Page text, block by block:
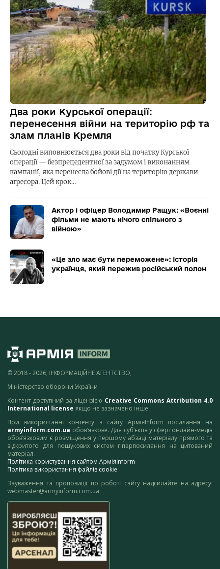
Два роки Курської операції:
перенесення війни на територію рф та
злам планів Кремля
Сьогодні виповнюється два роки від початку Курської
операції — безпрецедентної за задумом і виконанням
кампанії, яка перенесла бойові дії на територію держави-
агресора. Цей крок…
Актор і офіцер Володимир Ращук: «Воєнні
фільми не мають нічого спільного з
війною»
«Це зло має бути переможене»: історія
українця, який пережив російський полон
© 2018 - 2026, ІНФОРМАЦІЙНЕ АГЕНТСТВО,
Міністерство оборони України
Контент доступний за ліцензією Creative Commons Attribution 4.0
International license якщо не зазначено інше.
При використанні контенту з сайту АрміяInform посилання на
armyinform.com.ua обов’язкове. Для суб’єктів у сфері онлайн-медіа
обов’язковим є розміщення у першому абзаці матеріалу прямого та
відкритого для пошукових систем гіперпосилання на цитований
матеріал.
Політика користування сайтом АрміяInform
Політика використання файлів cookie
Зауваження та пропозиції по роботі сайту надсилайте на адресу:
webmaster@armyinform.com.ua